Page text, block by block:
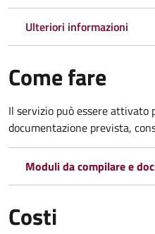
Ulteriori informazioni
Come fare
Il servizio può essere
documentazione prevista,
Moduli da compilare e
Costi